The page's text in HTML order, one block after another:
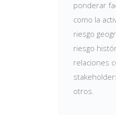
ponderar
como la
riesgo
riesgo
relaciones
otros.